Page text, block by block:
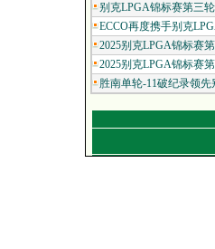
别克LPGA锦标赛第三
ECCO再度携手别克
2025别克LPGA锦标赛
2025别克LPGA锦标赛
胜南单轮-11破纪录领先